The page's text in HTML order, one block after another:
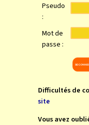
Pseudo
:
Mot de
passe :
Difficultés de
site
Vous avez